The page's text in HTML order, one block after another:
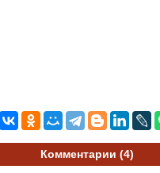
Комментарии (4)